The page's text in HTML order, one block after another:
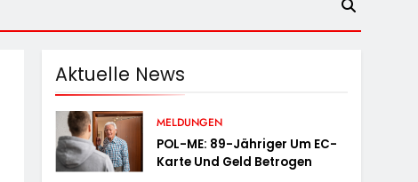
Aktuelle News
MELDUNGEN
POL-ME: 89-Jähriger Um EC-
Karte Und Geld Betrogen